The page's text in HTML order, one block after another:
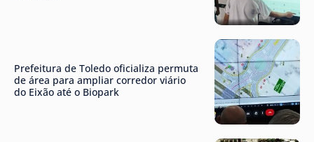
Prefeitura de Toledo oficializa permuta
de área para ampliar corredor viário
do Eixão até o Biopark